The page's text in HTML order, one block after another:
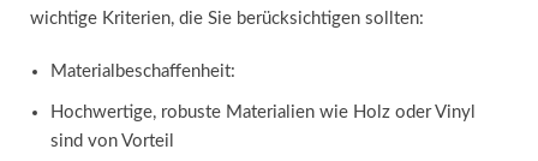
wichtige Kriterien, die Sie berücksichtigen sollten:
Materialbeschaffenheit:
Hochwertige, robuste Materialien wie Holz oder Vinyl
sind von Vorteil